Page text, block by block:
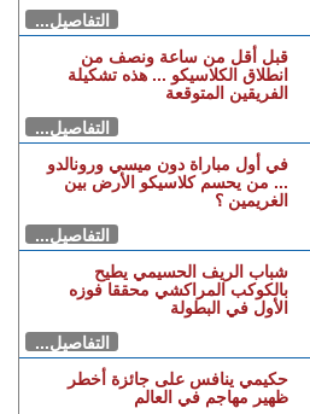
التفاصيل...
قبل أقل من ساعة ونصف من
انطلاق الكلاسيكو ... هذه تشكيلة
الفريقين المتوقعة
التفاصيل...
في أول مباراة دون ميسي ورونالدو
... من يحسم كلاسيكو الأرض بين
الغريمين ؟
التفاصيل...
شباب الريف الحسيمي يطيح
بالكوكب المراكشي محققا فوزه
الأول في البطولة
التفاصيل...
حكيمي ينافس على جائزة أخطر
ظهير مهاجم في العالم